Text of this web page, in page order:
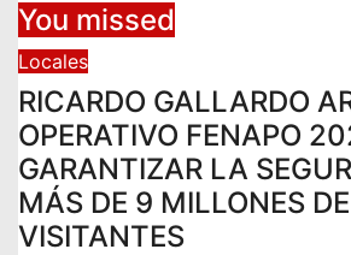
You missed
Locales
RICARDO GALLARDO
OPERATIVO FENAPO
GARANTIZAR LA
MÁS DE 9 MILLONES DE
VISITANTES